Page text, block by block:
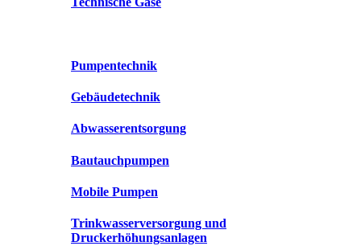
Pumpentechnik
Gebäudetechnik
Abwasserentsorgung
Bautauchpumpen
Mobile Pumpen
Trinkwasserversorgung und
Druckerhöhungsanlagen